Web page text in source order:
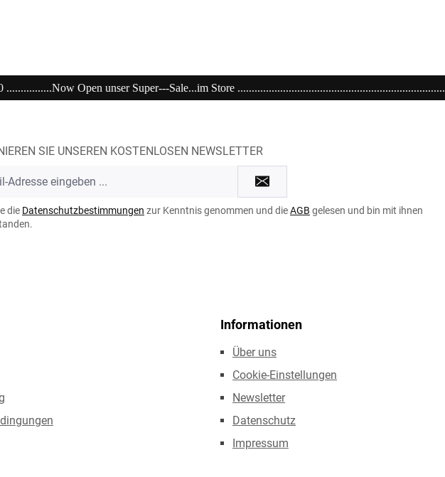
Store
SIE UNSEREN KOSTENLOSEN NEWSLETTER
die Datenschutzbestimmungen zur Kenntnis genommen und dieAGB gelesen und bin mit ihnen
Informationen
Über uns
Cookie-Einstellungen
Newsletter
Datenschutz
Impressum